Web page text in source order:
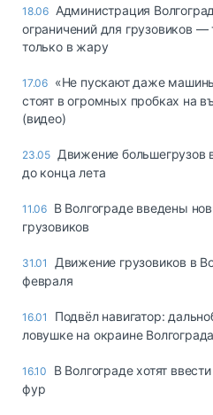
Склады и
грузовые
транспорт
Топливо,
18.06 Администрация
ограничений для грузовиков —
только в жару
17.06 «Не пускают даже
стоят в огромных пробках на
(видео)
23.05 Движение большегрузов
до конца лета
11.06 В Волгограде введены
грузовиков
31.01
Движение грузовиков в
февраля
16.01
Подвёл навигатор:
ловушке на окраине
16.10
В Волгограде хотят
фур